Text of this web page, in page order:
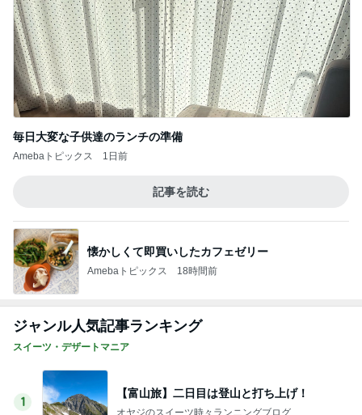
毎日大変な子供達のランチの準備
Amebaトピックス 1日前
記事を読む
懐かしくて即買いしたカフェゼリー
Amebaトピックス 18時間前
ジャンル人気記事ランキング
スイーツ・デザートマニア
1
【富山旅】二日目は登山と打ち上げ！
オヤジのスイーツ時々ランニングブログ